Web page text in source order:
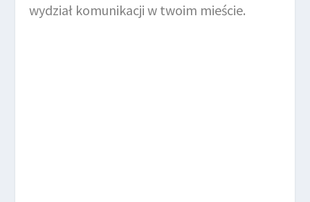
wydział komunikacji w twoim mieście.